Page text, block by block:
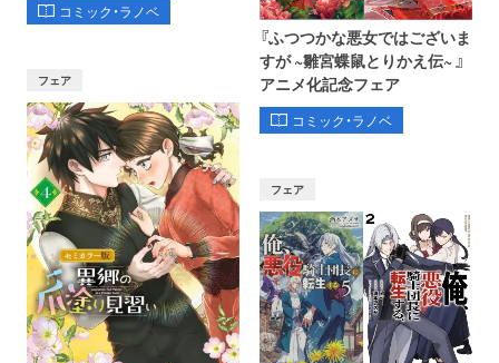
コミック・ラノベ
フェア
『ふつつかな悪女ではございま
すが ~雛宮蝶鼠とりかえ伝~ 』
アニメ化記念フェア
コミック・ラノベ
フェア